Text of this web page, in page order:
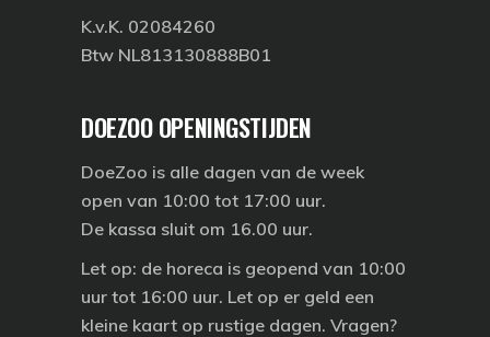
K.v.K. 02084260
Btw NL813130888B01
DOEZOO OPENINGSTIJDEN
DoeZoo is alle dagen van de week
open van 10:00 tot 17:00 uur.
De kassa sluit om 16.00 uur.
Let op: de horeca is geopend van 10:00
uur tot 16:00 uur. Let op er geld een
kleine kaart op rustige dagen. Vragen?